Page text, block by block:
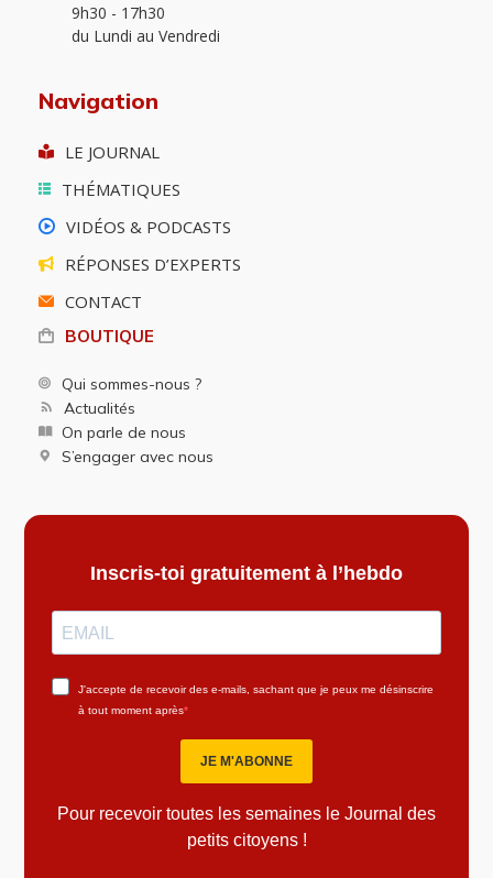
9h30 - 17h30
du Lundi au Vendredi
Navigation
LE JOURNAL
THÉMATIQUES
VIDÉOS & PODCASTS
RÉPONSES D’EXPERTS
CONTACT
BOUTIQUE
Qui sommes-nous ?
Actualités
On parle de nous
S’engager avec nous